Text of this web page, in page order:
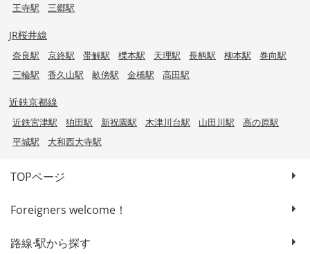
王寺駅
三郷駅
JR桜井線
奈良駅 京終駅 帯解駅 櫟本駅 天理駅 長柄駅 柳本駅
巻向駅
三輪駅
香久山駅 畝傍駅 金橋駅 高田駅
近鉄京都線
近鉄宮津駅 狛田駅 新祝園駅 木津川台駅 山田川駅
高の原駅
平城駅
大和西大寺駅
TOPページ
Foreigners welcome！
路線·駅から探す